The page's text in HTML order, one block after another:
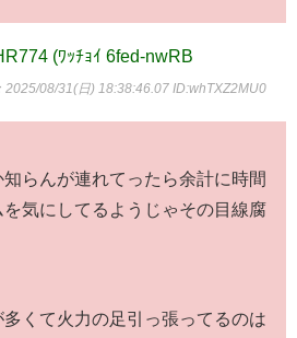
(ﾜｯﾁｮｲ 6fed-nwRB
：2025/08/31(日) 18:38:46.07 ID:whTXZ2MU0
らんが連れてったら余計に時間
気にしてるようじゃその目線腐
くて火力の足引っ張ってるのは